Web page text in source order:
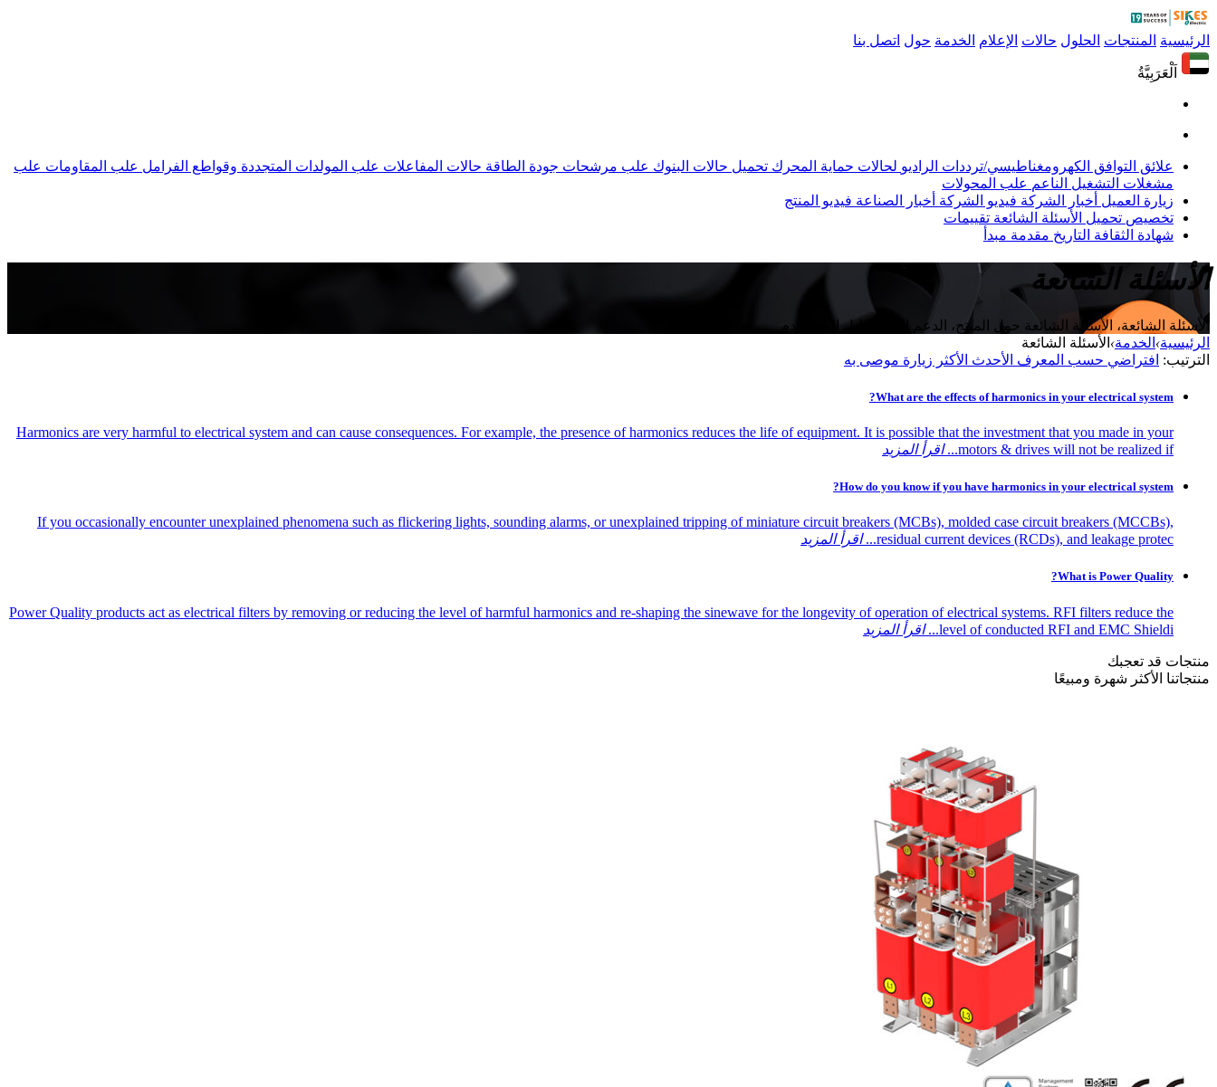
الرئيسية المنتجات الحلول حالات الإعلام الخدمة حول اتصل بنا
اَلْعَرَبِيَّةُ
علائق التوافق الكهرومغناطيسي/ترددات الراديو لحالات حماية المحرك تحميل حالات البنوك علب مرشحات جودة الطاقة حالات المفاعلات علب المولدات المتجددة وقواطع الفرامل علب المقاومات علب
مشغلات التشغيل الناعم علب المحولات
زيارة العميل أخبار الشركة فيديو الشركة أخبار الصناعة فيديو المنتج
تخصيص تحميل الأسئلة الشائعة تقييمات
شهادة الثقافة التاريخ مقدمة مبدأ
الأسئلة الشائعة
الأسئلة الشائعة، الأسئلة الشائعة حول المنتج، الدعم الفني، دليل المستخدم
الرئيسية› الخدمة› الأسئلة الشائعة
الترتيب: افتراضي حسب المعرف الأحدث الأكثر زيارة موصى به
What are the effects of harmonics in your electrical system?
Harmonics are very harmful to electrical system and can cause consequences. For example, the presence of harmonics reduces the life of equipment. It is possible that the investment that you made in your
motors & drives will not be realized if...
اقرأ المزيد
How do you know if you have harmonics in your electrical system?
If you occasionally encounter unexplained phenomena such as flickering lights, sounding alarms, or unexplained tripping of miniature circuit breakers (MCBs), molded case circuit breakers (MCCBs),
residual current devices (RCDs), and leakage protec...
اقرأ المزيد
What is Power Quality?
Power Quality products act as electrical filters by removing or reducing the level of harmful harmonics and re-shaping the sinewave for the longevity of operation of electrical systems. RFI filters reduce the
level of conducted RFI and EMC Shieldi...
اقرأ المزيد
منتجات قد تعجبك
منتجاتنا الأكثر شهرة ومبيعًا